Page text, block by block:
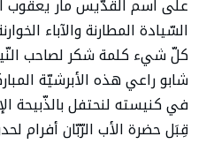
السّيادة المطارنة والآباء
كلّ شيء كلمة شكر لصاحب
شابو راعي هذه الأبرشيّة
في كنيسته لنحتفل بالذّبيحة
قِبَل حضرة الأب الرّبّان أفرام